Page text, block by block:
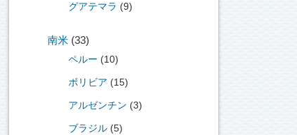
グアテマラ (9)
南米 (33)
ペルー (10)
ボリビア (15)
アルゼンチン (3)
ブラジル (5)